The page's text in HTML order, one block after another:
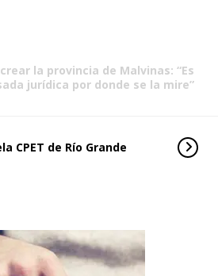
la provincia de Malvinas: “Es
jurídica por donde se la mire”
CPET de Río Grande